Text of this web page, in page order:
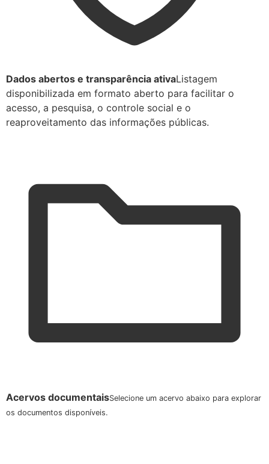
Dados abertos e transparência ativaListagem
disponibilizada em formato aberto para facilitar o
acesso, a pesquisa, o controle social e o
reaproveitamento das informações públicas.
Acervos documentaisSelecione um acervo abaixo para explorar
os documentos disponíveis.